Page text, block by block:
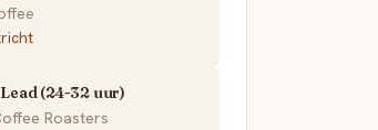
(24-32 uur)
Roasters